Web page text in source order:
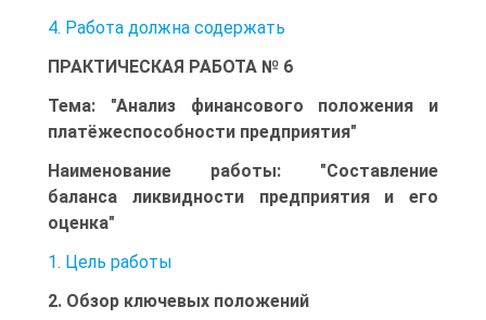
4. Работа должна содержать
ПРАКТИЧЕСКАЯ РАБОТА № 6
Тема: "Анализ финансового положения и
платёжеспособности предприятия"
Наименование работы: "Составление
баланса ликвидности предприятия и его
оценка"
1. Цель работы
2. Обзор ключевых положений